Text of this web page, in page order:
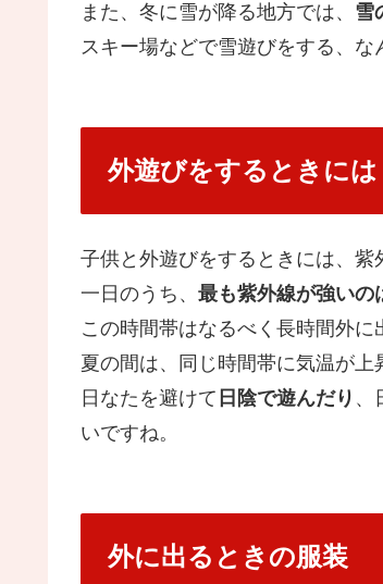
また、冬に雪が降る地方では、 雪
スキー場などで雪遊びをする、な
外遊びをするときには
子供と外遊びをするときには、紫
一日のうち、 最も紫外線が強いの
この時間帯はなるべく長時間外に
夏の間は、同じ時間帯に気温が上
日なたを避けて 日陰で遊んだり 、
いですね。
外に出るときの服装